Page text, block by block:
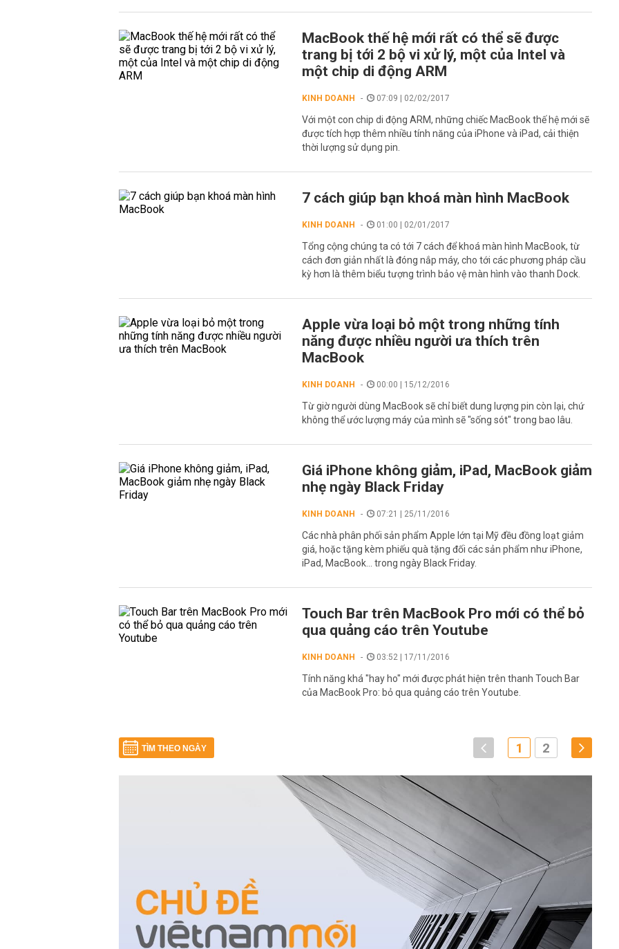
MacBook thế hệ mới rất có thể sẽ được
trang bị tới 2 bộ vi xử lý, một của Intel và
một chip di động ARM
KINH DOANH 07:09 | 02/02/2017
Với một con chip di động ARM, những chiếc MacBook thế hệ mới sẽ
được tích hợp thêm nhiều tính năng của iPhone và iPad, cải thiện
thời lượng sử dụng pin.
7 cách giúp bạn khoá màn hình MacBook
KINH DOANH 01:00 | 02/01/2017
Tổng cộng chúng ta có tới 7 cách để khoá màn hình MacBook, từ
cách đơn giản nhất là đóng nắp máy, cho tới các phương pháp cầu
kỳ hơn là thêm biểu tượng trình bảo vệ màn hình vào thanh Dock.
Apple vừa loại bỏ một trong những tính
năng được nhiều người ưa thích trên
MacBook
KINH DOANH 00:00 | 15/12/2016
Từ giờ người dùng MacBook sẽ chỉ biết dung lượng pin còn lại, chứ
không thể ước lượng máy của mình sẽ "sống sót" trong bao lâu.
Giá iPhone không giảm, iPad, MacBook giảm
nhẹ ngày Black Friday
KINH DOANH 07:21 | 25/11/2016
Các nhà phân phối sản phẩm Apple lớn tại Mỹ đều đồng loạt giảm
giá, hoặc tặng kèm phiếu quà tặng đối các sản phẩm như iPhone,
iPad, MacBook... trong ngày Black Friday.
Touch Bar trên MacBook Pro mới có thể bỏ
qua quảng cáo trên Youtube
KINH DOANH 03:52 | 17/11/2016
Tính năng khá "hay ho" mới được phát hiện trên thanh Touch Bar
của MacBook Pro: bỏ qua quảng cáo trên Youtube.
TÌM THEO NGÀY 1 2